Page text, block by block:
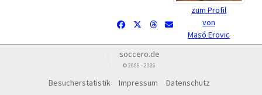
zum Profil
von
Masó Erovic
soccero.de
© 2006 - 2026
Besucherstatistik Impressum Datenschutz